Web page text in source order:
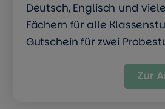
Deutsch, Englisch und
Fächern für alle
Gutschein für zwei
Zur